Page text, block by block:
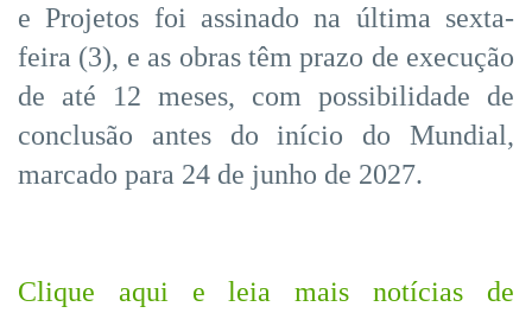
e Projetos foi assinado na última sexta-
feira (3), e as obras têm prazo de execução
de até 12 meses, com possibilidade de
conclusão antes do início do Mundial,
marcado para 24 de junho de 2027.
Clique aqui e leia mais notícias de